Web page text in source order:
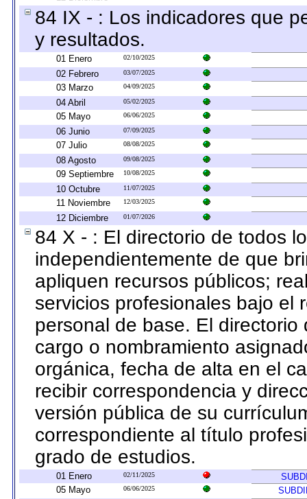
84 IX - : Los indicadores que
y resultados.
01 Enero 02/10/2025
02 Febrero 03/07/2025
03 Marzo 04/09/2025
04 Abril 05/02/2025
05 Mayo 06/06/2025
06 Junio 07/09/2025
07 Julio 08/08/2025
08 Agosto 09/08/2025
09 Septiembre 10/08/2025
10 Octubre 11/07/2025
11 Noviembre 12/03/2025
12 Diciembre 01/07/2026
84 X - : El directorio de todos
independientemente de que
apliquen recursos públicos;
servicios profesionales bajo el
personal de base. El
cargo o nombramiento
orgánica, fecha de alta en el
recibir correspondencia y
versión pública de su
correspondiente al título
grado de estudios.
01 Enero 02/11/2025
05 Mayo
06/06/2025